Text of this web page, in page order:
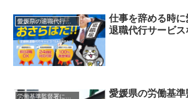
愛媛県の退職代行サービス
仕事を辞める時
退職代行サービス
愛媛県の労働基